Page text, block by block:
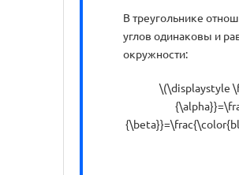
В треугольнике
углов одинаковы и
окружности:
\(\displaystyle